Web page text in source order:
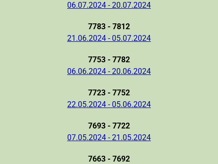
06.07.2024 - 20.07.2024
7783 - 7812
21.06.2024 - 05.07.2024
7753 - 7782
06.06.2024 - 20.06.2024
7723 - 7752
22.05.2024 - 05.06.2024
7693 - 7722
07.05.2024 - 21.05.2024
7663 - 7692